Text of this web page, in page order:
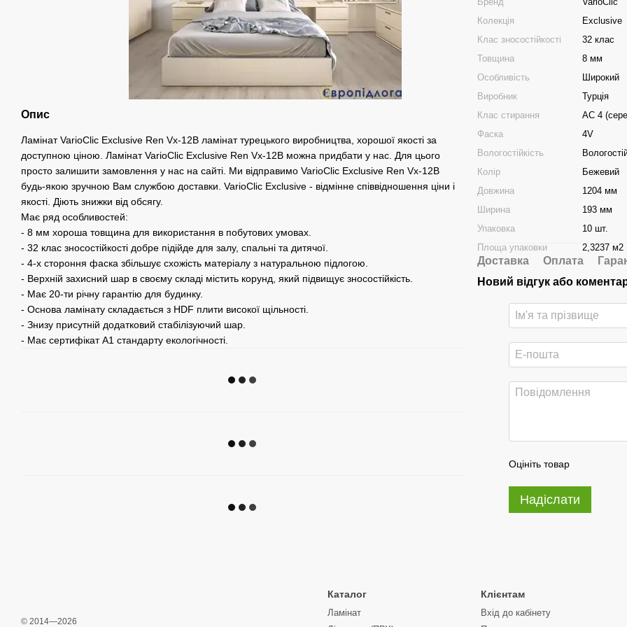
Опис
Ламінат VarioClic Exclusive Ren Vx-12B ламінат турецького виробництва, хорошої якості за
доступною ціною. Ламінат VarioClic Exclusive Ren Vx-12B можна придбати у нас. Для цього
просто залишити замовлення у нас на сайті. Ми відправимо VarioClic Exclusive Ren Vx-12B
будь-якою зручною Вам службою доставки. VarioClic Exclusive - відмінне співвідношення ціни і
якості. Діють знижки від обсягу.
Має ряд особливостей:
- 8 мм хороша товщина для використання в побутових умовах.
- 32 клас зносостійкості добре підійде для залу, спальні та дитячої.
- 4-х стороння фаска збільшує схожість матеріалу з натуральною підлогою.
- Верхній захисний шар в своєму складі містить корунд, який підвищує зносостійкість.
- Має 20-ти річну гарантію для будинку.
- Основа ламінату складається з HDF плити високої щільності.
- Знизу присутній додатковий стабілізуючий шар.
- Має сертифікат А1 стандарту екологічності.
Колекція
Exclusive
Клас зносостійкості
32 клас
Товщина
8 мм
Особливість
Широкий
Виробник
Турція
Клас стирання
АС 4
Фаска
4V
Вологостійкість
Колір
Бежевий
Довжина
1204 мм
Ширина
193 мм
Упаковка
10 шт.
Площа упаковки
2,3237 м2
Доставка Оплата
Новий відгук або
Оцініть товар
Надіслати
© 2014—2026
Каталог
Ламінат
Клієнтам
Вхід до кабінету